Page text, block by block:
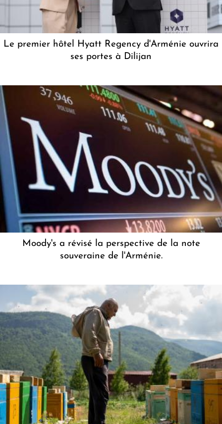
Le premier hôtel Hyatt Regency d'Arménie ouvrira
ses portes à Dilijan
Moody's a révisé la perspective de la note
souveraine de l'Arménie.